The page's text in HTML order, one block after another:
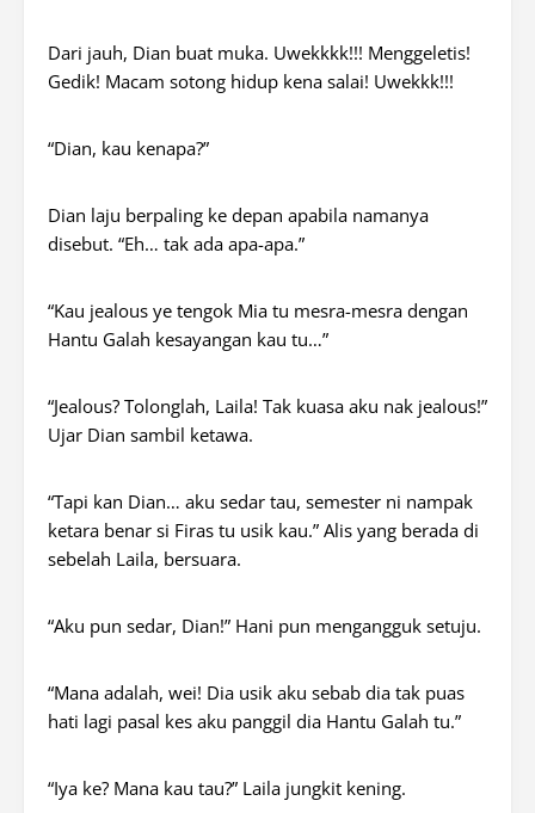
Dari jauh, Dian buat muka. Uwekkkk!!! Menggeletis!
Gedik! Macam sotong hidup kena salai! Uwekkk!!!
“Dian, kau kenapa?”
Dian laju berpaling ke depan apabila namanya
disebut. “Eh… tak ada apa-apa.”
“Kau jealous ye tengok Mia tu mesra-mesra dengan
Hantu Galah kesayangan kau tu…”
“Jealous? Tolonglah, Laila! Tak kuasa aku nak jealous!”
Ujar Dian sambil ketawa.
“Tapi kan Dian… aku sedar tau, semester ni nampak
ketara benar si Firas tu usik kau.” Alis yang berada di
sebelah Laila, bersuara.
“Aku pun sedar, Dian!” Hani pun mengangguk setuju.
“Mana adalah, wei! Dia usik aku sebab dia tak puas
hati lagi pasal kes aku panggil dia Hantu Galah tu.”
“Iya ke? Mana kau tau?” Laila jungkit kening.